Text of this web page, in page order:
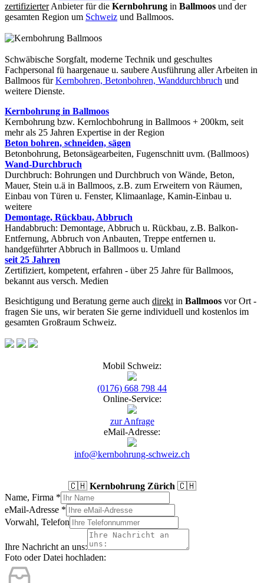
zertifizierterAnbieter für die Kernbohrung in Ballmoos und der
gesamten Region um Schweiz und Ballmoos.
Schwäbische Sorgfalt, moderne Technik und geschultes
Fachpersonal fü haargenaue u. saubere Ausführung aller Arbeiten in
Ballmoos fürKernbohren, Betonbohren, Wanddurchbruch und
weitere Dienste.
Kernbohrung in Ballmoos
Kernbohrung bzw. Kernlochbohrung in Ballmoos + 200km, seit
mehr als 25 Jahren Expertise in der Region
Beton bohren, schneiden, sägen
Betonbohrung, Betonsägearbeiten, Fugenschnitt uvm. (Ballmoos)
Wand-Durchbruch
Durchbruch: Bohrungen und Durchbruch von Wände, Beton,
Mauer, Stein u.ä in Ballmoos, z.B. zum Erweitern von Räumen,
Einbau von Türen u. Fenster, Klimaanlage, Kamin-Einbau u.
weitere
Demontage, Rückbau, Abbruch
Handabbruch: Demontage, Abbruch u. Rückbau, z.B. Balkon-
Entfernung, Abbruch von Anbauten, Treppe entfernen u.
handgeführter Abbruch in Ballmoos u. Umland
seit 25 Jahren
Zertifiziert, kompetent, erfahren - über 25 Jahre für Ballmoos,
bekannt aus versch. Medien
Besichtigung und Beratung gerne auch direkt in Ballmoos vor Ort -
fragen Sie uns, wir beraten Sie gerne individuell und kostenlos im
gesamten Großraum Schweiz.
Mobil Schweiz:
(0176) 668 798 44
Online-Service:
zur Anfrage
eMail-Adresse:
info@kernbohrung-schweiz.ch
🇨🇭 Kernbohrung Zürich 🇨🇭
Name, Firma *
eMail-Adresse *
Vorwahl, Telefon
Ihre Nachricht an uns:
Foto oder Datei hochladen: